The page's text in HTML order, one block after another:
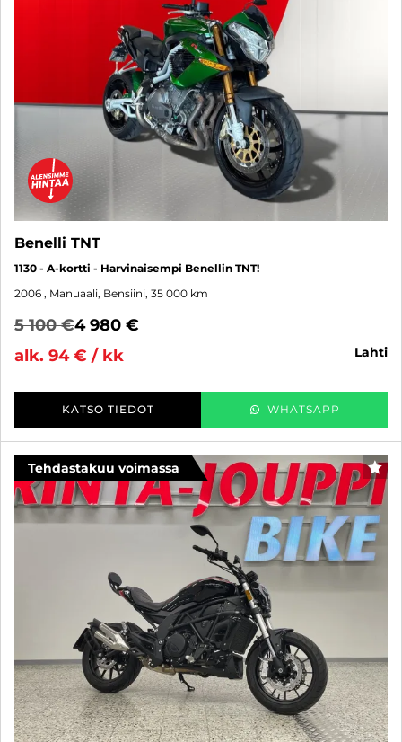
Benelli TNT
1130 - A-kortti - Harvinaisempi Benellin TNT!
2006 , Manuaali, Bensiini, 35 000 km
5 100 €4 980 €
alk. 94 € / kk
lahti
KATSO TIEDOT WHATSAPP
Tehdastakuu voimassa